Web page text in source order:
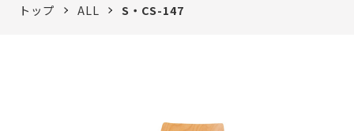
トップ ALL S・CS-147